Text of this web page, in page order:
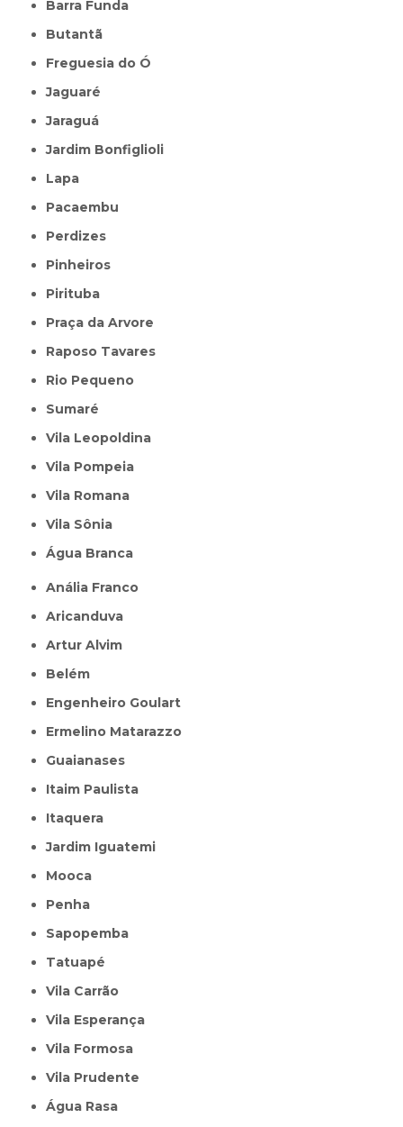
Barra Funda
Butantã
Freguesia do Ó
Jaguaré
Jaraguá
Jardim Bonfiglioli
Lapa
Pacaembu
Perdizes
Pinheiros
Pirituba
Praça da Arvore
Raposo Tavares
Rio Pequeno
Sumaré
Vila Leopoldina
Vila Pompeia
Vila Romana
Vila Sônia
Água Branca
Anália Franco
Aricanduva
Artur Alvim
Belém
Engenheiro Goulart
Ermelino Matarazzo
Guaianases
Itaim Paulista
Itaquera
Jardim Iguatemi
Mooca
Penha
Sapopemba
Tatuapé
Vila Carrão
Vila Esperança
Vila Formosa
Vila Prudente
Água Rasa